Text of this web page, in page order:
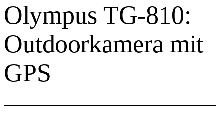
Olympus TG-810:
Outdoorkamera mit
GPS